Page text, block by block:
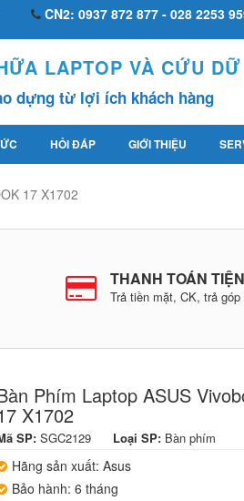
CN2: 0937 872 877 - 028 2253
LAPTOP VÀ CỨU
dựng từ lợi ích khách hàng
HỎI ĐÁP GIỚI THIỆU
17 X1702
THANH TOÁN
Trả tiền mặt, CK, trả góp
Phím Laptop ASUS
X1702
SP:SGC2129 Loại SP: Bàn phím
Hãng sản xuất: Asus
Bảo hành: 6 tháng